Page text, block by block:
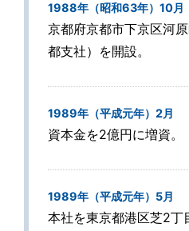
1988年（昭和63年）10月
京都府京都市下京区河
都支社）を開設。
1989年（平成元年）2月
資本金を2億円に増資。
1989年（平成元年）5月
本社を東京都港区芝2丁